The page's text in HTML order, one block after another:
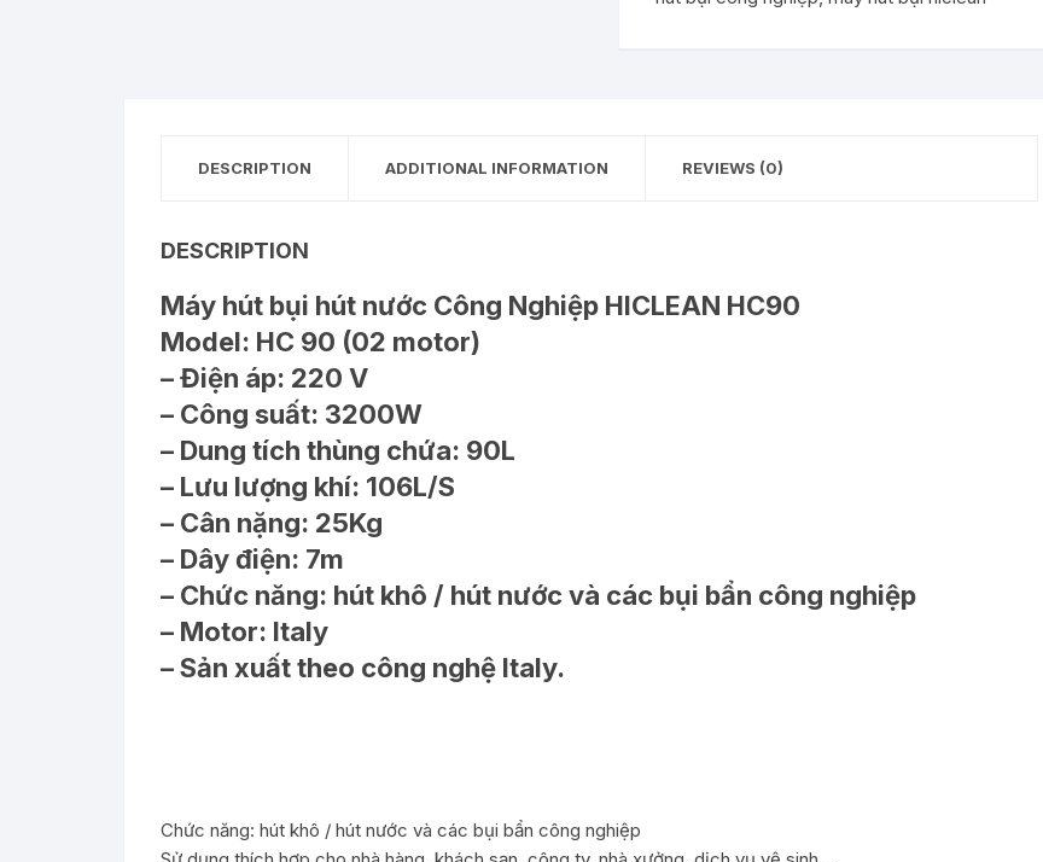
DESCRIPTION ADDITIONAL INFORMATION REVIEWS (0)
DESCRIPTION
Máy hút bụi hút nước Công Nghiệp HICLEAN HC90
Model: HC 90 (02 motor)
– Điện áp: 220 V
– Công suất: 3200W
– Dung tích thùng chứa: 90L
– Lưu lượng khí: 106L/S
– Cân nặng: 25Kg
– Dây điện: 7m
– Chức năng: hút khô / hút nước và các bụi bẩn công nghiệp
– Motor: Italy
– Sản xuất theo công nghệ Italy.
Chức năng: hút khô / hút nước và các bụi bẩn công nghiệp